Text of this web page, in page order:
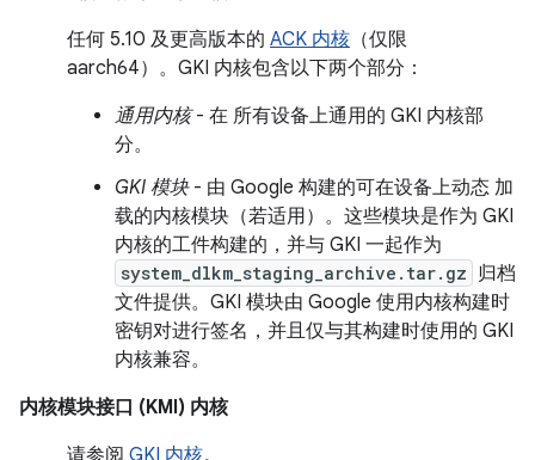
任何 5.10 及更高版本的 ACK 内核 （仅限
aarch64）。GKI 内核包含以下两个部分：
通用内核- 在 所有设备上通用的 GKI 内核部
分。
GKI 模块- 由 Google 构建的可在设备上动态 加
载的内核模块（若适用）。这些模块是作为 GKI
内核的工件构建的，并与 GKI 一起作为
system_dlkm_staging_archive.tar.gz 归档
文件提供。GKI 模块由 Google 使用内核构建时
密钥对进行签名，并且仅与其构建时使用的 GKI
内核兼容。
内核模块接口 (KMI) 内核